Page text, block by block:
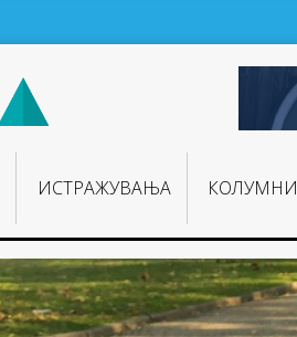
ИСТРАЖУВАЊA КОЛУМНИ